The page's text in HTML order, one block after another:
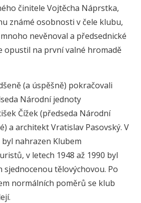
činitele Vojtěcha Náprstka,
známé osobnosti v čele klubu,
nevěnoval a předsednické
opustil na první valné hromadě
(a úspěšně) pokračovali
Národní jednoty
Čížek (předseda Národní
a architekt Vratislav Pasovský. V
byl nahrazen Klubem
v letech 1948 až 1990 byl
sjednocenou tělovýchovou. Po
normálních poměrů se klub